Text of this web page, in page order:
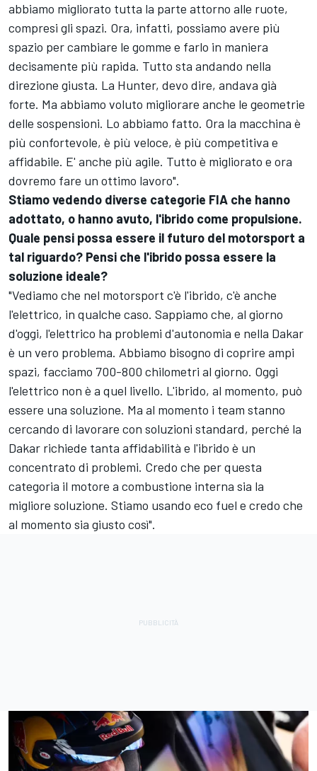
abbiamo migliorato tutta la parte attorno alle ruote,
compresi gli spazi. Ora, infatti, possiamo avere più
spazio per cambiare le gomme e farlo in maniera
decisamente più rapida. Tutto sta andando nella
direzione giusta. La Hunter, devo dire, andava già
forte. Ma abbiamo voluto migliorare anche le geometrie
delle sospensioni. Lo abbiamo fatto. Ora la macchina è
più confortevole, è più veloce, è più competitiva e
affidabile. E' anche più agile. Tutto è migliorato e ora
dovremo fare un ottimo lavoro".
Stiamo vedendo diverse categorie FIA che hanno
adottato, o hanno avuto, l'ibrido come propulsione.
Quale pensi possa essere il futuro del motorsport a
tal riguardo? Pensi che l'ibrido possa essere la
soluzione ideale?
"Vediamo che nel motorsport c'è l'ibrido, c'è anche
l'elettrico, in qualche caso. Sappiamo che, al giorno
d'oggi, l'elettrico ha problemi d'autonomia e nella Dakar
è un vero problema. Abbiamo bisogno di coprire ampi
spazi, facciamo 700-800 chilometri al giorno. Oggi
l'elettrico non è a quel livello. L'ibrido, al momento, può
essere una soluzione. Ma al momento i team stanno
cercando di lavorare con soluzioni standard, perché la
Dakar richiede tanta affidabilità e l'ibrido è un
concentrato di problemi. Credo che per questa
categoria il motore a combustione interna sia la
migliore soluzione. Stiamo usando eco fuel e credo che
al momento sia giusto così".